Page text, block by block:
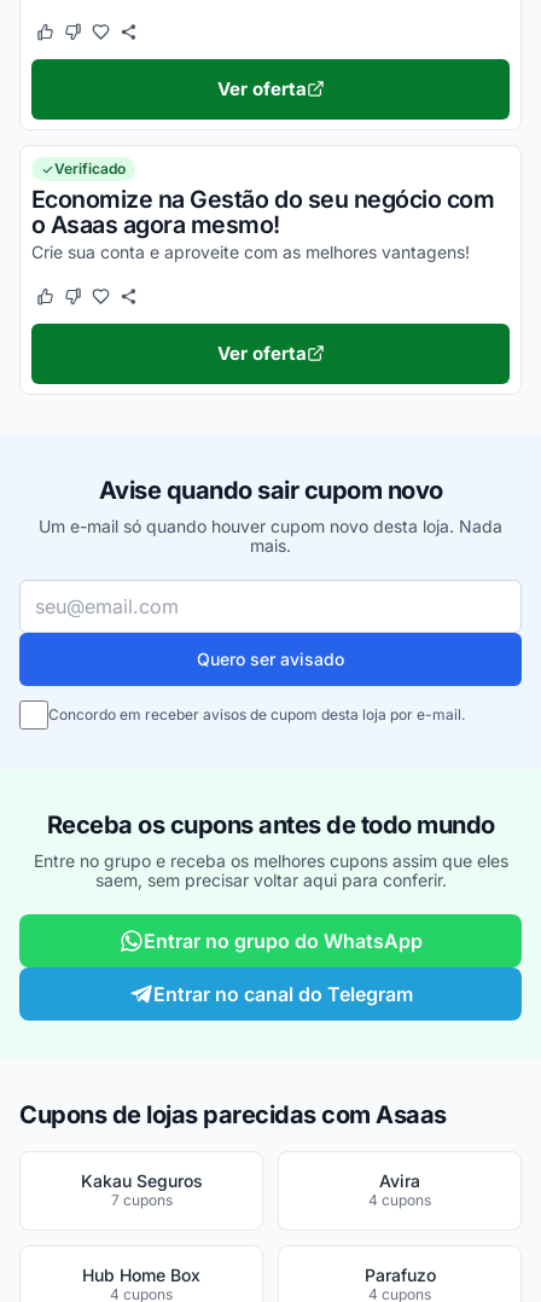
Este cupom funcionou
Este cupom não funcionou
Ver oferta
Verificado
Economize na Gestão do seu negócio com
o Asaas agora mesmo!
Crie sua conta e aproveite com as melhores vantagens!
Este cupom funcionou
Este cupom não funcionou
Ver oferta
Avise quando sair cupom novo
Um e-mail só quando houver cupom novo desta loja. Nada
mais.
Quero ser avisado
Concordo em receber avisos de cupom desta loja por e-mail.
Receba os cupons antes de todo mundo
Entre no grupo e receba os melhores cupons assim que eles
saem, sem precisar voltar aqui para conferir.
Entrar no grupo do WhatsApp
Entrar no canal do Telegram
Cupons de lojas parecidas com Asaas
Kakau Seguros
7 cupons
Avira
4 cupons
Hub Home Box
4 cupons
Parafuzo
4 cupons